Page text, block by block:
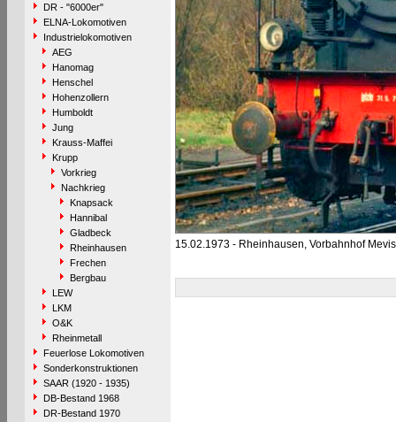
DR - "6000er"
ELNA-Lokomotiven
Industrielokomotiven
AEG
Hanomag
Henschel
Hohenzollern
Humboldt
Jung
Krauss-Maffei
Krupp
Vorkrieg
Nachkrieg
Knapsack
Hannibal
Gladbeck
Rheinhausen
Frechen
Bergbau
LEW
LKM
O&K
Rheinmetall
Feuerlose Lokomotiven
Sonderkonstruktionen
SAAR (1920 - 1935)
DB-Bestand 1968
DR-Bestand 1970
15.02.1973 - Rheinhausen, Vorbahnhof